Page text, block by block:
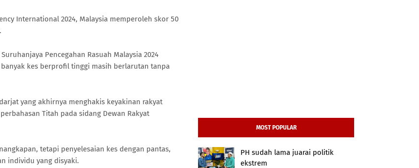
International 2024, Malaysia memperoleh skor 50
Pencegahan Rasuah Malaysia 2024
kes berprofil tinggi masih berlarutan tanpa
yang akhirnya menghakis keyakinan rakyat
Titah pada sidang Dewan Rakyat
tetapi penyelesaian kes dengan pantas,
individu yang disyaki.
MOST POPULAR
PH sudah lama juarai politik
ekstrem